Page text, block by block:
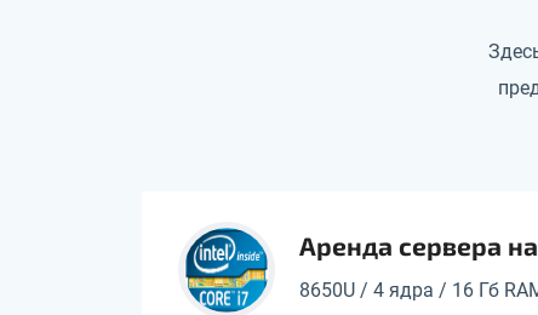
Аренда сервера
8650U / 4 ядра / 16 Гб